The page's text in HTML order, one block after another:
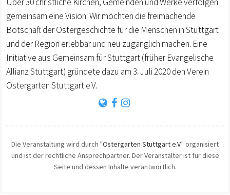
gemeinsam eine Vision: Wir möchten die freimachende
Botschaft der Ostergeschichte für die Menschen in Stuttgart
und der Region erlebbar und neu zugänglich machen. Eine
Initiative aus Gemeinsam für Stuttgart (früher Evangelische
Allianz Stuttgart) gründete dazu am 3. Juli 2020 den Verein
Ostergarten Stuttgart e.V.
Die Veranstaltung wird durch "Ostergarten Stuttgart e.V." organisiert
und ist der rechtliche Ansprechpartner. Der Veranstalter ist für diese
Seite und dessen Inhalte verantwortlich.